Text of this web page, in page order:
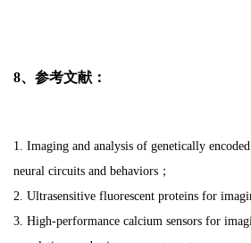
8、参考文献：
1. Imaging and analysis of genetically
neural circuits and behaviors；
2. Ultrasensitive fluorescent proteins for
3. High-performance calcium sensors for